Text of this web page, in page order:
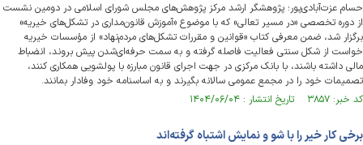
حسام عزت‌آبادی‌پور؛ پژوهشگر ارشد مرکز پژوهش‌های مجلس شورای اسلامی در دومین نشست
از دوره تخصصی «در مسیر تعالی» که با موضوع «آموزش قانون‌مداری در تشکل‌های خیریه»
برگزار شد، ضمن معرفی کتاب «قوانین و مقررات تشکل‌های مردم‌نهاد» از مؤسسات خیریه
خواست از شکل سنتی فعالیت فاصله گرفته و به سمت حرفه‌ای‌شدن پیش بروند، انضباط
مالی داشته باشند، با بانک مرکزی در جهت اجرای قانون مبارزه با پولشویی همکاری کنند،
تصمیمات خود را در مجمع عمومی سالانه بگیرند و به اساسنامه خود وفادار بمانند.
کد خبر: ۳۸۵۷ تاریخ انتشار : ۱۴۰۴/۰۶/۰۴
برخی کار خیر را با شو و نمایش اشتباه گرفته‌اند